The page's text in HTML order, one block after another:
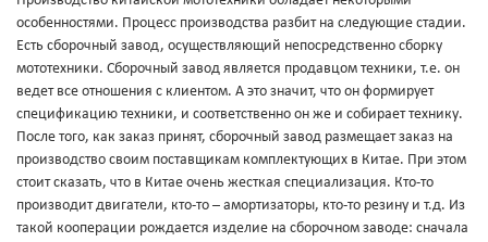
особенностями. Процесс производства разбит на следующие стадии.
Есть сборочный завод, осуществляющий непосредственно сборку
мототехники. Сборочный завод является продавцом техники, т.е. он
ведет все отношения с клиентом. А это значит, что он формирует
спецификацию техники, и соответственно он же и собирает технику.
После того, как заказ принят, сборочный завод размещает заказ на
производство своим поставщикам комплектующих в Китае. При этом
стоит сказать, что в Китае очень жесткая специализация. Кто-то
производит двигатели, кто-то – амортизаторы, кто-то резину и т.д. Из
такой кооперации рождается изделие на сборочном заводе: сначала